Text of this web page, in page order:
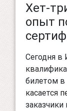
Хет-
опыт
Сегодня в
билетом в
касается